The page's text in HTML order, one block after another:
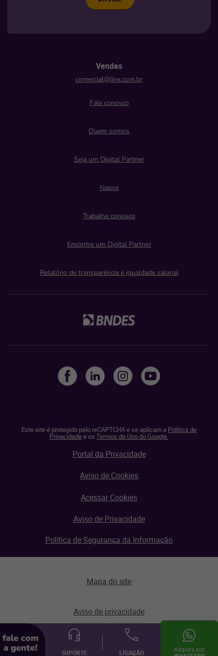
fale com
a gente!
SUPORTE LIGAÇÃO
Adquira por
Vendas
comercial@linx.com.br
Fale conosco
Quem somos
Seja um Digital Partner
Napse
Trabalhe conosco
Encontre um Digital Partner
Relatório de transparência e igualdade salarial
Este site é protegido pelo reCAPTCHA e se aplicam a Política de
Privacidadee os Termos de Uso do Google.
Portal da Privacidade
Aviso de Cookies
Acessar Cookies
Aviso de Privacidade
Política de Segurança da Informação
© Linx 2026.
Todos os direitos reservados.
Mapa do site
Aviso de privacidade